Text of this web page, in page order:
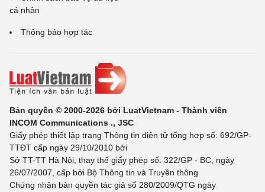
cá nhân
Thông báo hợp tác
Bản quyền © 2000-2026 bởi LuatVietnam - Thành viên
INCOM Communications ., JSC
Giấy phép thiết lập trang Thông tin điện tử tổng hợp số: 692/GP-
TTĐT cấp ngày 29/10/2010 bởi
Sở TT-TT Hà Nội, thay thế giấy phép số: 322/GP - BC, ngày
26/07/2007, cấp bởi Bộ Thông tin và Truyền thông
Chứng nhận bản quyền tác giả số 280/2009/QTG ngày